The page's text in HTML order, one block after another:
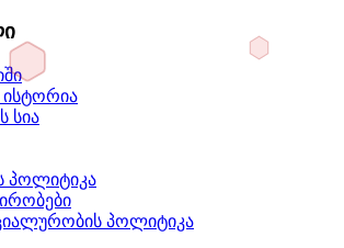
ისტორია
სია
პოლიტიკა
პოლიტიკა